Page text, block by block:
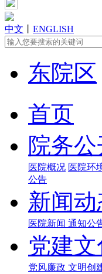
中文 ENGLISH
东院区
首页
院务公
医院概况 医院环
公告
新闻动
医院新闻 通知公
党建
党风廉政 文明创